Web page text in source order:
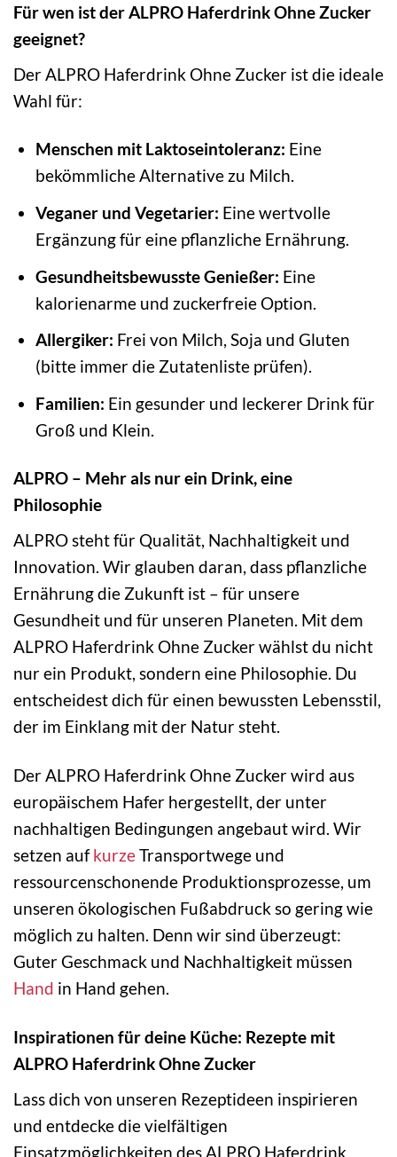
Für wen ist der ALPRO Haferdrink Ohne Zucker
geeignet?
Der ALPRO Haferdrink Ohne Zucker ist die ideale
Wahl für:
Menschen mit Laktoseintoleranz: Eine
bekömmliche Alternative zu Milch.
Veganer und Vegetarier: Eine wertvolle
Ergänzung für eine pflanzliche Ernährung.
Gesundheitsbewusste Genießer: Eine
kalorienarme und zuckerfreie Option.
Allergiker: Frei von Milch, Soja und Gluten
(bitte immer die Zutatenliste prüfen).
Familien: Ein gesunder und leckerer Drink für
Groß und Klein.
ALPRO – Mehr als nur ein Drink, eine
Philosophie
ALPRO steht für Qualität, Nachhaltigkeit und
Innovation. Wir glauben daran, dass pflanzliche
Ernährung die Zukunft ist – für unsere
Gesundheit und für unseren Planeten. Mit dem
ALPRO Haferdrink Ohne Zucker wählst du nicht
nur ein Produkt, sondern eine Philosophie. Du
entscheidest dich für einen bewussten Lebensstil,
der im Einklang mit der Natur steht.
Der ALPRO Haferdrink Ohne Zucker wird aus
europäischem Hafer hergestellt, der unter
nachhaltigen Bedingungen angebaut wird. Wir
setzen aufkurzeTransportwege und
ressourcenschonende Produktionsprozesse, um
unseren ökologischen Fußabdruck so gering wie
möglich zu halten. Denn wir sind überzeugt:
Guter Geschmack und Nachhaltigkeit müssen
Hand in Hand gehen.
Inspirationen für deine Küche: Rezepte mit
ALPRO Haferdrink Ohne Zucker
Lass dich von unseren Rezeptideen inspirieren
und entdecke die vielfältigen
Einsatzmöglichkeiten des ALPRO Haferdrink